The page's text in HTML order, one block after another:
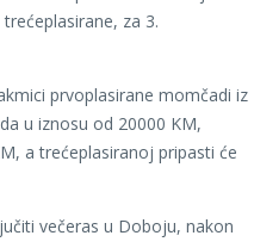
za 3.
prvoplasirane momčadi iz
u iznosu od 20000 KM,
a trećeplasiranoj pripasti će
večeras u Doboju, nakon